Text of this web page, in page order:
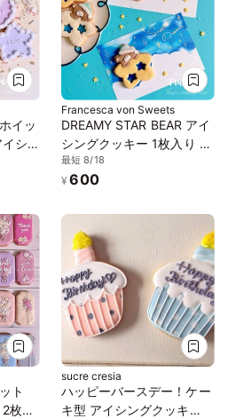
イッ
シ
Francesca von Sweets
DREAMY STAR BEAR アイ
シングクッキー 1枚入り お
中元2026
最短 8/18
¥ 600
ト
枚入
sucre cresia
ハッピーバースデー！ケー
キ型 アイシングクッキ